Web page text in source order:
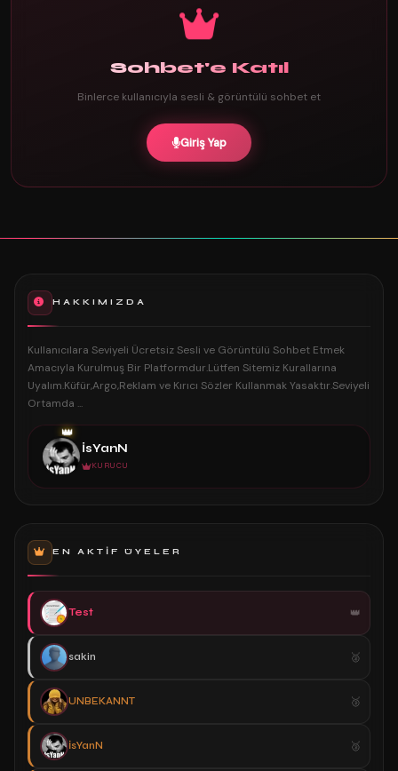
Sohbet'e Katıl
Binlerce kullanıcıyla sesli & görüntülü sohbet et
Giriş Yap
HAKKIMIZDA
Kullanıcılara Seviyeli Ücretsiz Sesli ve Görüntülü Sohbet Etmek
Amacıyla Kurulmuş Bir Platformdur.Lütfen Sitemiz Kurallarına
Uyalım.Küfür,Argo,Reklam ve Kırıcı Sözler Kullanmak Yasaktır.Seviyeli
Ortamda ...
👑
İsYanN
KURUCU
EN AKTIF ÜYELER
Test
sakin
UNBEKANNT
İsYanN